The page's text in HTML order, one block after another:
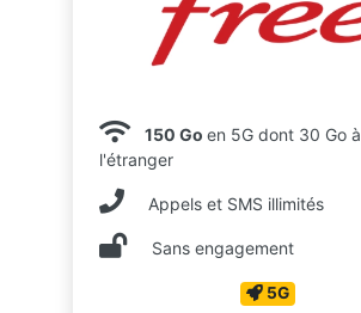
150 Go en 5G dont 30 Go à
l'étranger
Appels et SMS illimités
Sans engagement
5G